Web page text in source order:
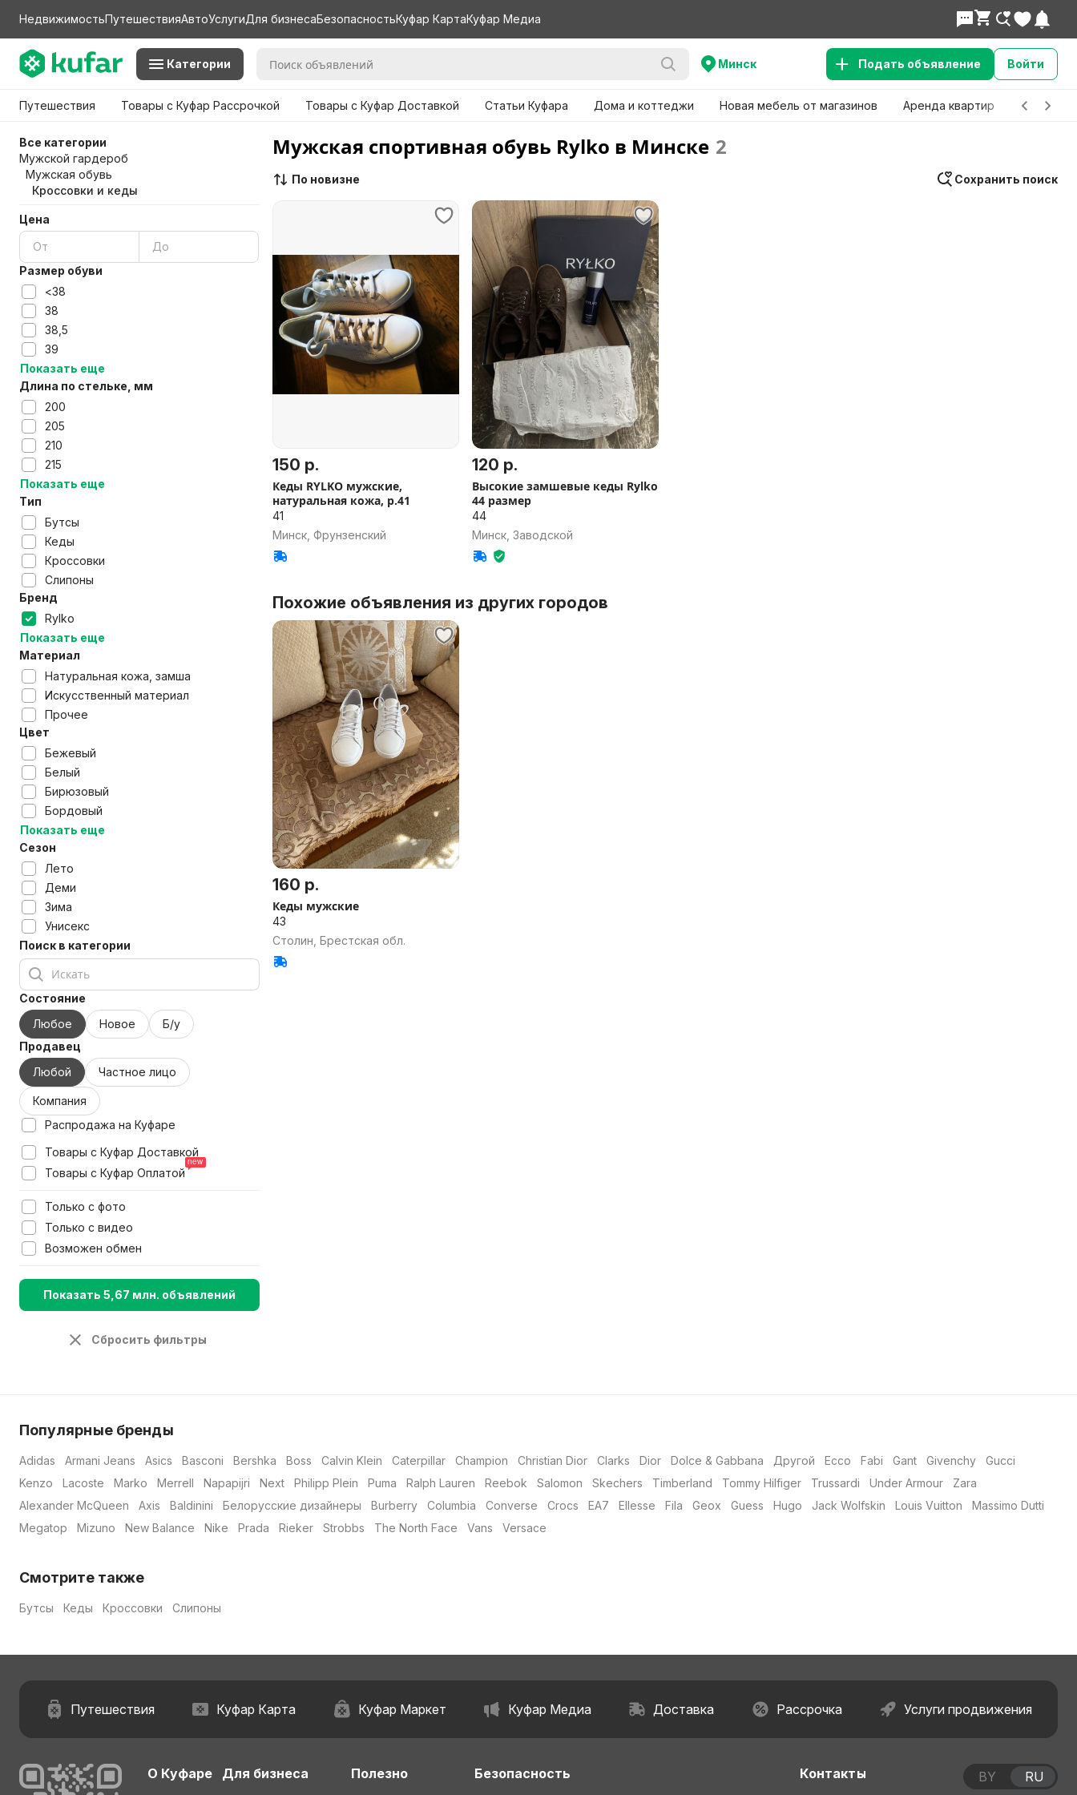
НедвижимостьПутешествияАвтоУслугиДля бизнесаБезопасностьКуфар КартаКуфар Медиа
Категории Минск Подать объявление Войти
Путешествия Товары с Куфар Рассрочкой Товары с Куфар Доставкой Статьи Куфара Дома и коттеджи Новая мебель от магазинов Аренда квартир Детские
Все категории
Мужской гардероб
Мужская обувь
Кроссовки и кеды
Цена
Размер обуви
<38
38
38,5
39
Показать еще
Длина по стельке, мм
200
205
210
215
Показать еще
Тип
Бутсы
Кеды
Кроссовки
Слипоны
Бренд
Rylko
Показать еще
Материал
Натуральная кожа, замша
Искусственный материал
Прочее
Цвет
Бежевый
Белый
Бирюзовый
Бордовый
Показать еще
Сезон
Лето
Деми
Зима
Унисекс
Поиск в категории
Состояние
Любое
Новое
Б/у
Продавец
Любой
Частное лицо
Компания
Распродажа на Куфаре
Товары с Куфар Доставкой
Товары с Куфар Оплатой
Только с фото
Только с видео
Возможен обмен
Показать 5,67 млн. объявлений
Сбросить фильтры
Мужская спортивная обувь Rylko в Минске 2
Сохранить поиск
По новизне
150 р.
Кеды RYLKO мужские,
натуральная кожа, р.41
41
Минск, Фрунзенский
120 р.
Высокие замшевые кеды Rylko
44 размер
44
Минск, Заводской
Похожие объявления из других городов
160 р.
Кеды мужские
43
Столин, Брестская обл.
Популярные бренды
Adidas Armani Jeans Asics Basconi Bershka Boss Calvin Klein Caterpillar Champion Christian Dior Clarks Dior Dolce & Gabbana Другой Ecco Fabi Gant Givenchy
Gucci
Kenzo
Lacoste Marko Merrell Napapijri Next Philipp Plein Puma Ralph Lauren Reebok Salomon Skechers Timberland Tommy Hilfiger Trussardi Under Armour
Zara
Alexander McQueen
Axis Baldinini Белорусские дизайнеры Burberry Columbia Converse Crocs EA7 Ellesse Fila Geox Guess Hugo Jack Wolfskin Louis Vuitton
Massimo Dutti
Megatop
Mizuno New Balance Nike Prada Rieker Strobbs The North Face Vans Versace
Смотрите также
Бутсы Кеды Кроссовки Слипоны
Путешествия Куфар Карта Куфар Маркет Куфар Медиа Доставка Рассрочка Услуги продвижения
О Куфаре Для бизнеса Полезно Безопасность Контакты BY RU